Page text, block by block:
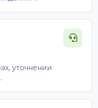
уточнении